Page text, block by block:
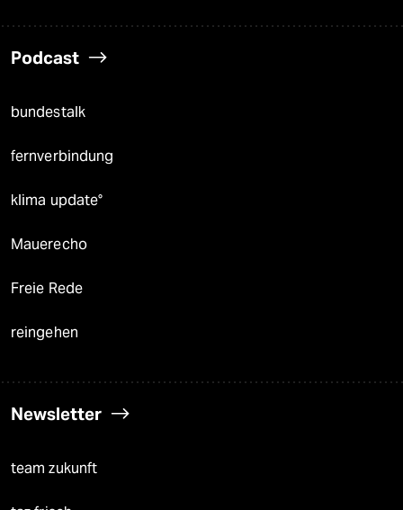
Podcast
bundestalk
fernverbindung
klima update°
Mauerecho
Freie Rede
reingehen
Newsletter
team zukunft